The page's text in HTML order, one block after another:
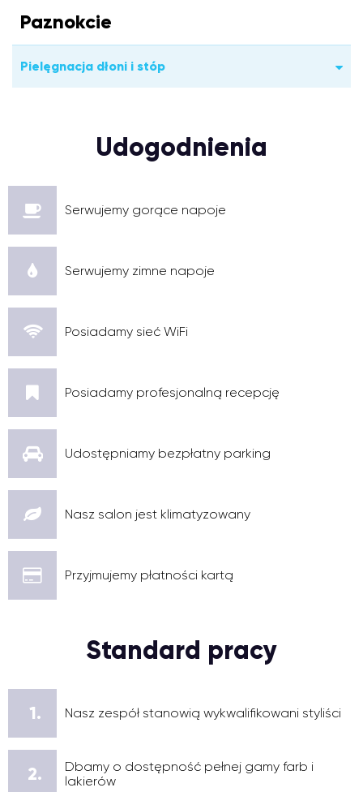
Paznokcie
Pielęgnacja dłoni i stóp
Udogodnienia
Serwujemy gorące napoje
Serwujemy zimne napoje
Posiadamy sieć WiFi
Posiadamy profesjonalną recepcję
Udostępniamy bezpłatny parking
Nasz salon jest klimatyzowany
Przyjmujemy płatności kartą
Standard pracy
1. Nasz zespół stanowią wykwalifikowani styliści
2.
Dbamy o dostępność pełnej gamy farb i
lakierów